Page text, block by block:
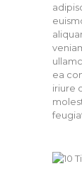
ea
iriure